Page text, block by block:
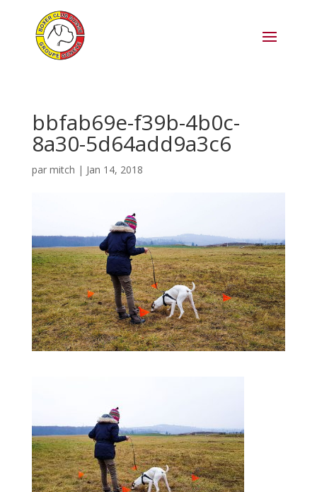
bbfab69e-f39b-4b0c-
8a30-5d64add9a3c6
par mitch | Jan 14, 2018